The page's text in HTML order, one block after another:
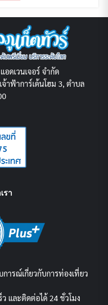
ดเวนเจอร์ จำกัด
าฟ้าการ์เด้นโฮม 3, ตำบล
รา
ารณ์เกี่ยวกับการท่องเที่ยว
และติดต่อได้ 24 ชั่วโมง